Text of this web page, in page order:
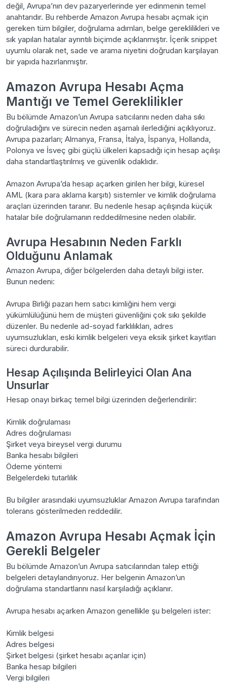
değil, Avrupa’nın dev pazaryerlerinde yer edinmenin temel
anahtarıdır. Bu rehberde Amazon Avrupa hesabı açmak için
gereken tüm bilgiler, doğrulama adımları, belge gereklilikleri ve
sık yapılan hatalar ayrıntılı biçimde açıklanmıştır. İçerik snippet
uyumlu olarak net, sade ve arama niyetini doğrudan karşılayan
bir yapıda hazırlanmıştır.
Amazon Avrupa Hesabı Açma
Mantığı ve Temel Gereklilikler
Bu bölümde Amazon’un Avrupa satıcılarını neden daha sıkı
doğruladığını ve sürecin neden aşamalı ilerlediğini açıklıyoruz.
Avrupa pazarları; Almanya, Fransa, İtalya, İspanya, Hollanda,
Polonya ve İsveç gibi güçlü ülkeleri kapsadığı için hesap açılışı
daha standartlaştırılmış ve güvenlik odaklıdır.
Amazon Avrupa’da hesap açarken girilen her bilgi, küresel
AML (kara para aklama karşıtı) sistemler ve kimlik doğrulama
araçları üzerinden taranır. Bu nedenle hesap açılışında küçük
hatalar bile doğrulamanın reddedilmesine neden olabilir.
Avrupa Hesabının Neden Farklı
Olduğunu Anlamak
Amazon Avrupa, diğer bölgelerden daha detaylı bilgi ister.
Bunun nedeni:
Avrupa Birliği pazarı hem satıcı kimliğini hem vergi
yükümlülüğünü hem de müşteri güvenliğini çok sıkı şekilde
düzenler. Bu nedenle ad-soyad farklılıkları, adres
uyumsuzlukları, eski kimlik belgeleri veya eksik şirket kayıtları
süreci durdurabilir.
Hesap Açılışında Belirleyici Olan Ana
Unsurlar
Hesap onayı birkaç temel bilgi üzerinden değerlendirilir:
Kimlik doğrulaması
Adres doğrulaması
Şirket veya bireysel vergi durumu
Banka hesabı bilgileri
Ödeme yöntemi
Belgelerdeki tutarlılık
Bu bilgiler arasındaki uyumsuzluklar Amazon Avrupa tarafından
tolerans gösterilmeden reddedilir.
Amazon Avrupa Hesabı Açmak İçin
Gerekli Belgeler
Bu bölümde Amazon’un Avrupa satıcılarından talep ettiği
belgeleri detaylandırıyoruz. Her belgenin Amazon’un
doğrulama standartlarını nasıl karşıladığı açıklanır.
Avrupa hesabı açarken Amazon genellikle şu belgeleri ister:
Kimlik belgesi
Adres belgesi
Şirket belgesi (şirket hesabı açanlar için)
Banka hesap bilgileri
Vergi bilgileri